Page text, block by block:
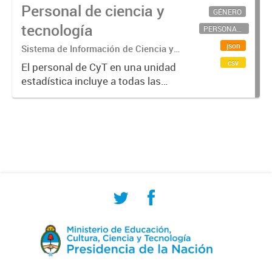
Personal de ciencia y
tecnología
Sistema de Información de Ciencia y
Tecnología Argentino (SICYTAR)
El personal de CyT en una unidad
estadística incluye a todas las
personas involucradas
GÉNERO
PERSONAL CIENTÍFICO-TECNOLÓGICO
json
csv